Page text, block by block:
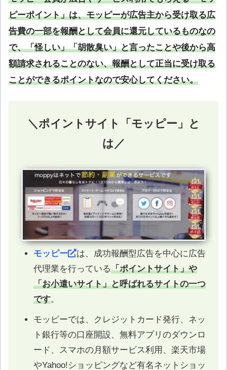
ピーポイント」は、モッピーが広告主から受け取る広
告費の一部を報酬として会員に還元しているものなの
で、「怪しい」「胡散臭い」と言ったことや後から高
額請求されることのない、報酬として正当に受け取る
ことができるポイントなので安心してください。
＼ポイントサイト「モッピー」と
は／
モッピー
は、成功報酬型広告を中心に広告
代理業を行っている「ポイントサイト」や
「お小遣いサイト」と呼ばれるサイトの一つ
です。
モッピーでは、クレジットカード発行、ネッ
ト銀行等の口座開設、無料アプリのダウンロ
ード、スマホの月額サービス利用、楽天市場
やYahoo!ショッピングなど有名ネットショッ